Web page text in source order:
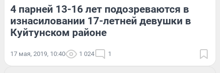
4 парней 13-16 лет подозреваются в
изнасиловании 17-летней девушки в
Куйтунском районе
17 мая, 2019, 10:40 1 024 1